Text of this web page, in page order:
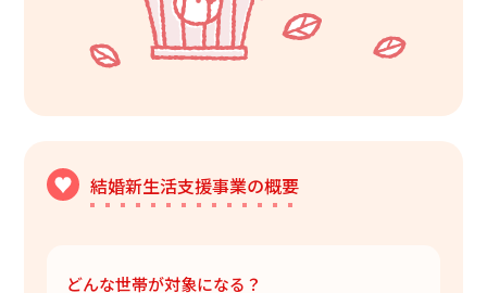
結婚新生活支援事業の概要
どんな世帯が対象になる？